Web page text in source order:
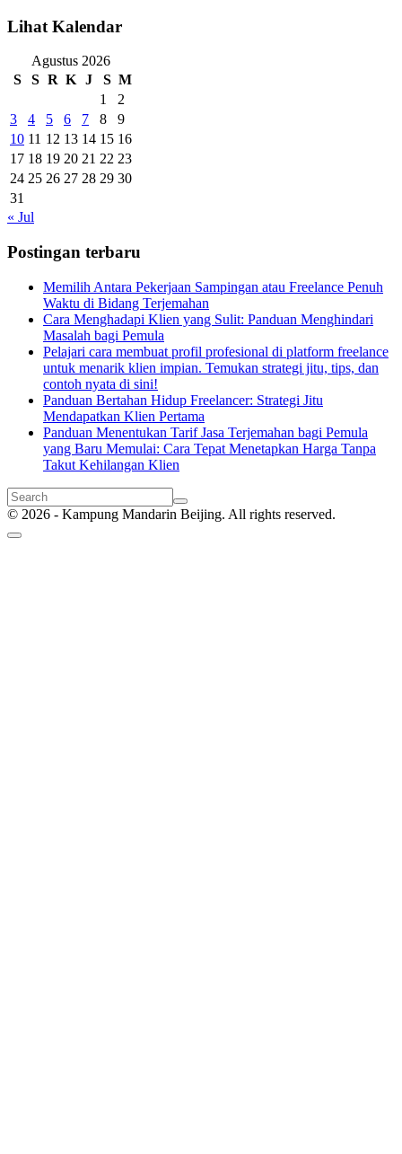
Lihat Kalendar
Agustus 2026
S
S R K J S M
1
2
3
4 5 6 7 8
9
10 11 12 13 14 15 16
17 18 19 20 21 22 23
24 25 26 27 28 29 30
31
« Jul
Postingan terbaru
Memilih Antara Pekerjaan Sampingan atau Freelance Penuh
Waktu di Bidang Terjemahan
Cara Menghadapi Klien yang Sulit: Panduan Menghindari
Masalah bagi Pemula
Pelajari cara membuat profil profesional di platform freelance
untuk menarik klien impian. Temukan strategi jitu, tips, dan
contoh nyata di sini!
Panduan Bertahan Hidup Freelancer: Strategi Jitu
Mendapatkan Klien Pertama
Panduan Menentukan Tarif Jasa Terjemahan bagi Pemula
yang Baru Memulai: Cara Tepat Menetapkan Harga Tanpa
Takut Kehilangan Klien
© 2026 - Kampung Mandarin Beijing. All rights reserved.